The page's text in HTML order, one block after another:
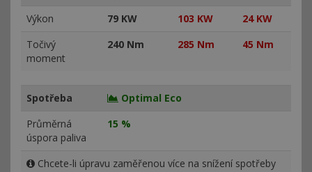
Výkon
79 KW 103 KW
24 KW
Točivý
moment
240 Nm 285 Nm 45 Nm
Spotřeba
Optimal Eco
Průměrná
úspora paliva
15 %
Chcete-li úpravu zaměřenou více na snížení spotřeby